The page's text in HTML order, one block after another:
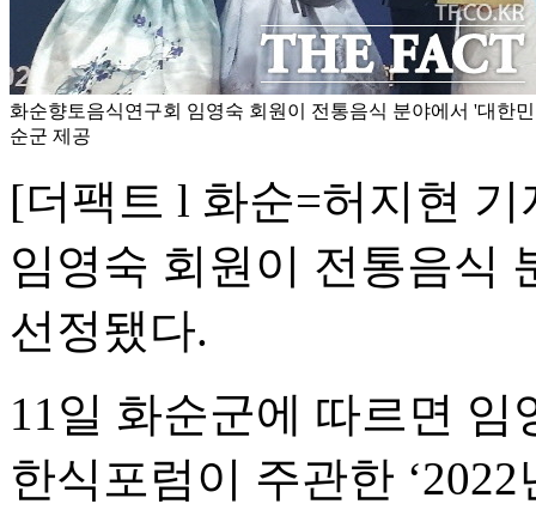
화순향토음식연구회 임영숙 회원이 전통음식 분야에서 '대한
순군 제공
[더팩트 l 화순=허지현
임영숙 회원이 전통음식
선정됐다.
11일 화순군에 따르면
한식포럼이 주관한